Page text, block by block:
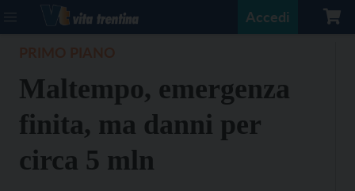
Accedi
Maltempo, emergenza
finita, ma danni per
circa 5 mln